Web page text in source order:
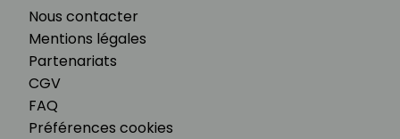
Nous contacter
Mentions légales
Partenariats
CGV
FAQ
Préférences cookies